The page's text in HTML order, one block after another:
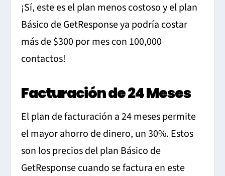
¡Sí, este es el plan menos costoso y el plan
Básico de GetResponse ya podría costar
más de $300 por mes con 100,000
contactos!
Facturación de 24 Meses
El plan de facturación a 24 meses permite
el mayor ahorro de dinero, un 30%. Estos
son los precios del plan Básico de
GetResponse cuando se factura en este